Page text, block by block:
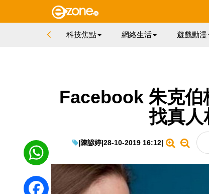
科技焦點 網絡生活 遊戲動漫
Facebook 朱克伯
找真人
|陳諺婷|28-10-2019 16:12|
WhatsApp